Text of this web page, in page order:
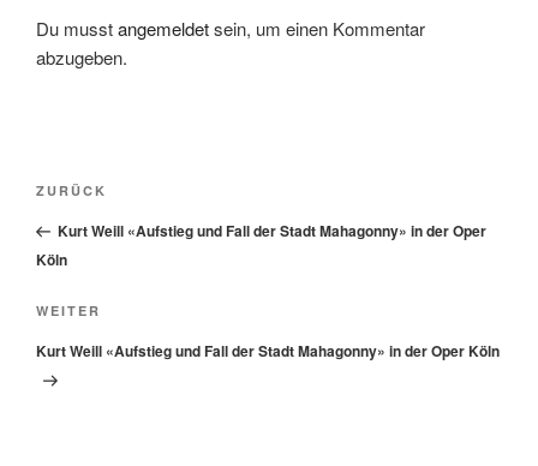
Du musstangemeldetsein, um einen Kommentar
abzugeben.
Beitragsnavigation
Vorheriger
Beitrag
ZURÜCK
Kurt Weill «Aufstieg und Fall der Stadt Mahagonny» in der Oper
Köln
Nächster
Beitrag
WEITER
Kurt Weill «Aufstieg und Fall der Stadt Mahagonny» in der Oper Köln